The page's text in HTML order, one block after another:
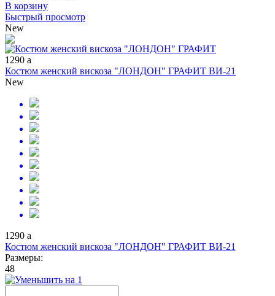
В корзину
Быстрый просмотр
New
1290 a
Костюм женский вискоза "ЛОНДОН" ГРАФИТ ВИ-21
New
1290 a
Костюм женский вискоза "ЛОНДОН" ГРАФИТ ВИ-21
Размеры:
48